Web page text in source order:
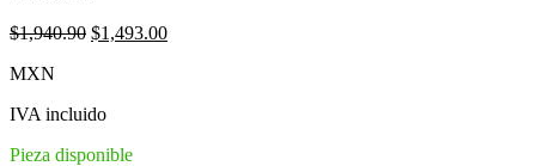
$1,940.90 Original
$1,493.00Current
MXN
IVA incluido
Pieza disponible